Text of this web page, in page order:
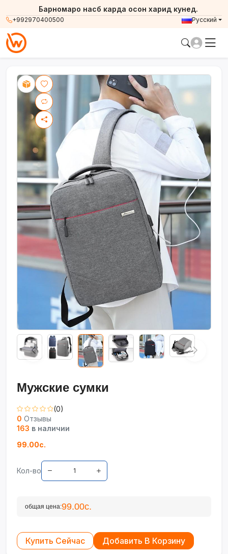
+992970400500
Барномаро насб карда осон харид кунед.
Русский
Мужские сумки
(0)
0 Отзывы
163 в наличии
99.00с.
Кол-во
общая цена:99.00с.
Купить Сейчас Добавить В Корзину